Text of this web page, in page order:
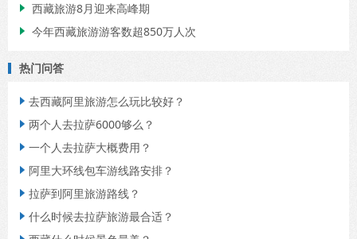
 西藏旅游8月迎来高峰期
 今年西藏旅游游客数超850万人次
热门问答
 去西藏阿里旅游怎么玩比较好？
 两个人去拉萨6000够么？
 一个人去拉萨大概费用？
 阿里大环线包车游线路安排？
 拉萨到阿里旅游路线？
 什么时候去拉萨旅游最合适？